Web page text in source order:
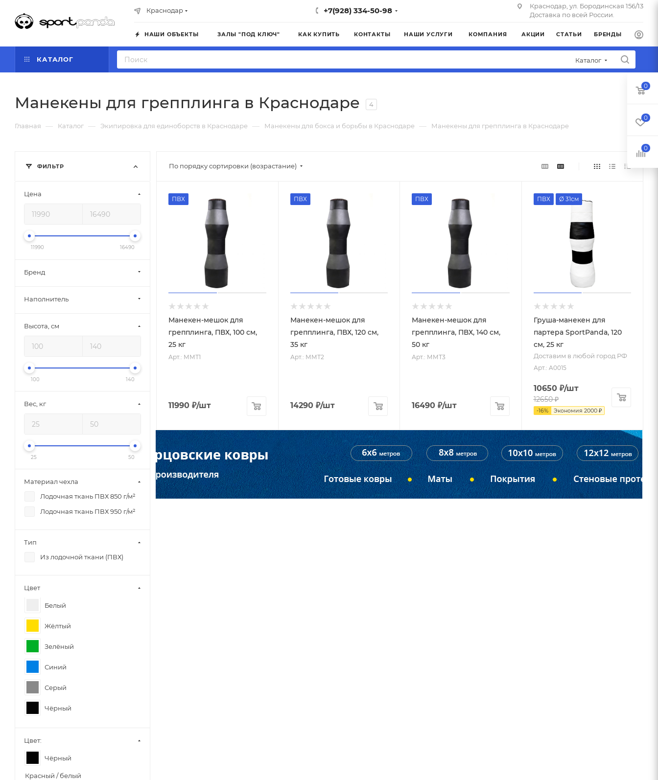
Краснодар +7(928) 334-50-98
Краснодар, ул. Бородинская 156/13
Доставка по всей России.
НАШИ ОБЪЕКТЫ ЗАЛЫ "ПОД КЛЮЧ" КАК КУПИТЬ КОНТАКТЫ НАШИ УСЛУГИ КОМПАНИЯ АКЦИИ СТАТЬИ БРЕНДЫ
КАТАЛОГ Каталог
Манекены для грепплинга в Краснодаре 4
Главная — Каталог — Экипировка для единоборств в Краснодаре — Манекены для бокса и борьбы в Краснодаре — Манекены для грепплинга в Краснодаре
По порядку сортировки (возрастание)
ПВХ
Манекен-мешок для
грепплинга, ПВХ, 100 см,
25 кг
Арт.: ММТ1
11990 ₽/шт
ПВХ
Манекен-мешок для
грепплинга, ПВХ, 120 см,
35 кг
Арт.: ММТ2
14290₽/шт
ПВХ
Манекен-мешок для
грепплинга, ПВХ, 140 см,
50 кг
Арт.: ММТ3
16490 ₽/шт
ПВХ Ø 31см
Груша-манекен для
партера SportPanda, 120
см, 25 кг
Доставим в любой город РФ
Арт.: A0015
10650₽/шт
12650₽
-16% Экономия 2000₽
ФИЛЬТР
Цена
11990 16490
Бренд
Наполнитель
Высота, см
100 140
Вес, кг
25 50
Материал чехла
Лодочная ткань ПВХ 850 г/м²
Лодочная ткань ПВХ 950 г/м²
Тип
Из лодочной ткани (ПВХ)
Цвет
Белый
Жёлтый
Зелёный
Синий
Серый
Чёрный
Цвет:
Чёрный
Красный / белый
0
0
0